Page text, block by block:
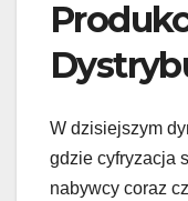
W dzisiejszym
gdzie cyfryzacja
nabywcy coraz